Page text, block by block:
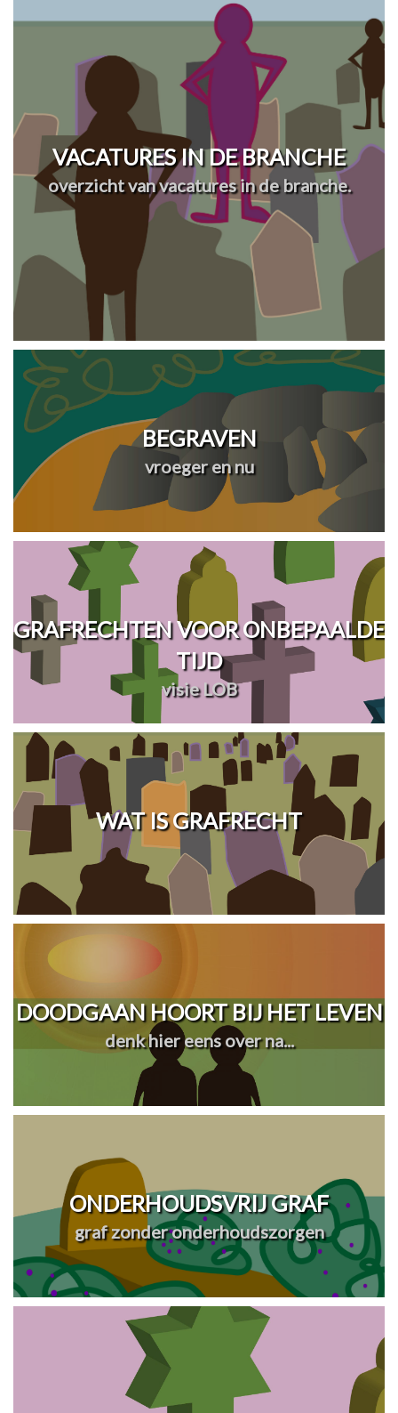
VACATURES IN DE BRANCHE
overzicht van vacatures in de branche.
BEGRAVEN
vroeger en nu
GRAFRECHTEN VOOR ONBEPAALDE
TIJD
visie LOB
WAT IS GRAFRECHT
DOODGAAN HOORT BIJ HET LEVEN
denk hier eens over na...
ONDERHOUDSVRIJ GRAF
graf zonder onderhoudszorgen